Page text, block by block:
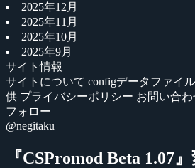
2025年12月
2025年11月
2025年10月
2025年9月
サイト情報
サイトについて configデータファイル
供 プライバシーポリシー お問い合わ
フォロー
@negitaku
『CSPromod Beta 1.07